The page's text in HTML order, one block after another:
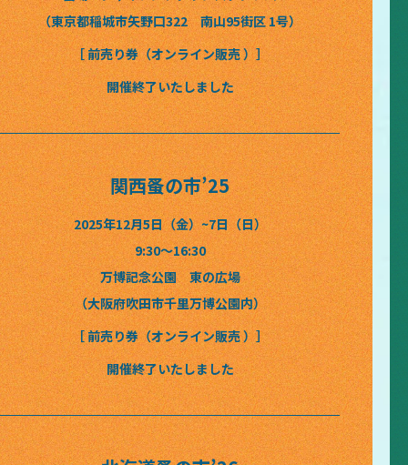
（東京都稲城市矢野口322 南山95街区 1号）
［ 前売り券（オンライン販売 ）］
開催終了いたしました
関西蚤の市’25
2025年12月5日（金）~7日（日）
9:30〜16:30
万博記念公園 東の広場
（大阪府吹田市千里万博公園内）
［ 前売り券（オンライン販売 ）］
開催終了いたしました